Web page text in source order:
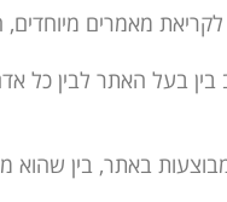
בין בעל האתר לבין
באתר, בין